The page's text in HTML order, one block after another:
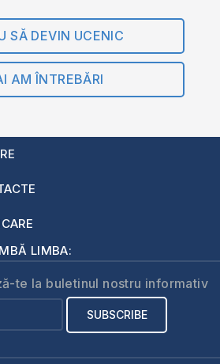
SĂ DEVIN UCENIC
AM ÎNTREBĂRI
LIMBA:
te la buletinul nostru informativ